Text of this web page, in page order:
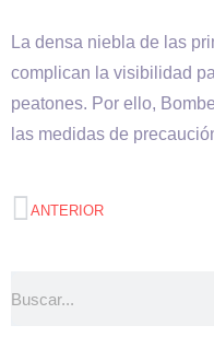
La densa niebla de las
complican la visibilidad
peatones. Por ello,
las medidas de
ANTERIOR